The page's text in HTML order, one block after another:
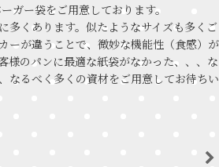
ガー袋をご用意しております。
多くあります。似たようなサイズも多くご
ーが違うことで、微妙な機能性（食感）が
様のパンに最適な紙袋がなかった、、、な
なるべく多くの資材をご用意してお待ちい